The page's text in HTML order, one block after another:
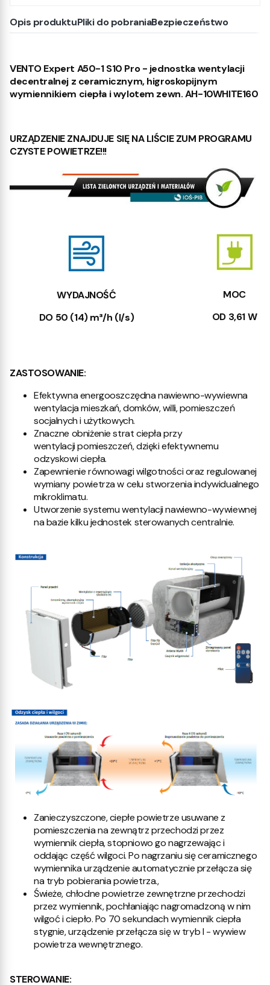
Opis produktuPliki do pobraniaBezpieczeństwo
VENTO Expert A50-1 S10 Pro - jednostka wentylacji
decentralnej z ceramicznym, higroskopijnym
wymiennikiem ciepła i wylotem zewn. AH-10WHITE160
URZĄDZENIE ZNAJDUJE SIĘ NA LIŚCIE ZUM PROGRAMU
CZYSTE POWIETRZE!!!
WYDAJNOŚĆ
DO 50 (14) m³/h (l/s)
MOC
OD 3,61 W
ZASTOSOWANIE:
Efektywna energooszczędna nawiewno-wywiewna
wentylacja mieszkań, domków, willi, pomieszczeń
socjalnych i użytkowych.
Znaczne obniżenie strat ciepła przy
wentylacji pomieszczeń, dzięki efektywnemu
odzyskowi ciepła.
Zapewnienie równowagi wilgotności oraz regulowanej
wymiany powietrza w celu stworzenia indywidualnego
mikroklimatu.
Utworzenie systemu wentylacji nawiewno-wywiewnej
na bazie kilku jednostek sterowanych centralnie.
Zanieczyszczone, ciepłe powietrze usuwane z
pomieszczenia na zewnątrz przechodzi przez
wymiennik ciepła, stopniowo go nagrzewając i
oddając część wilgoci. Po nagrzaniu się ceramicznego
wymiennika urządzenie automatycznie przełącza się
na tryb pobierania powietrza.,
Świeże, chłodne powietrze zewnętrzne przechodzi
przez wymiennik, pochłaniając nagromadzoną w nim
wilgoć i ciepło. Po 70 sekundach wymiennik ciepła
stygnie, urządzenie przełącza się w tryb I - wywiew
powietrza wewnętrznego.
STEROWANIE: